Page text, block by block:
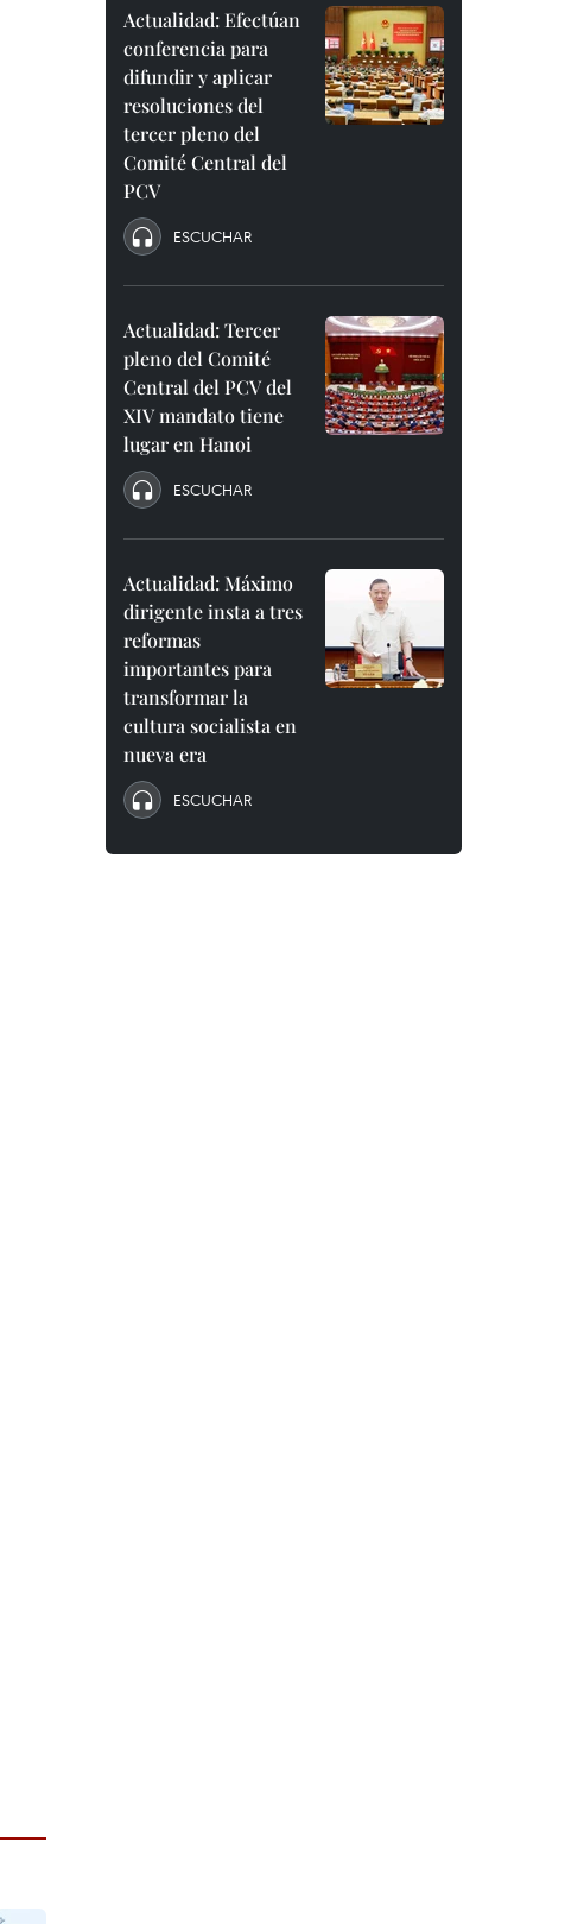
Actualidad: Efectúan
conferencia para
difundir y aplicar
resoluciones del
tercer pleno del
Comité Central del
PCV
ESCUCHAR
Actualidad: Tercer
pleno del Comité
Central del PCV del
XIV mandato tiene
lugar en Hanoi
ESCUCHAR
Actualidad: Máximo
dirigente insta a tres
reformas
importantes para
transformar la
cultura socialista en
nueva era
ESCUCHAR